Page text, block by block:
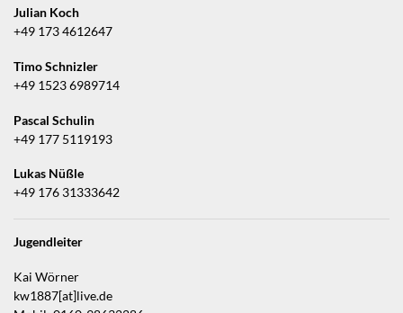
Julian Koch
+49 173 4612647
Timo Schnizler
+49 1523 6989714
Pascal Schulin
+49 177 5119193
Lukas Nüßle
+49 176 31333642
Jugendleiter
Kai Wörner
kw1887[at]live.de